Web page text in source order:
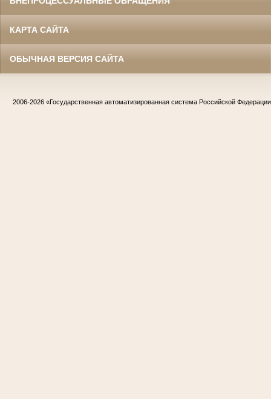
КАРТА САЙТА
ОБЫЧНАЯ ВЕРСИЯ САЙТА
2006-2026 «Государственная автоматизированная система Российской